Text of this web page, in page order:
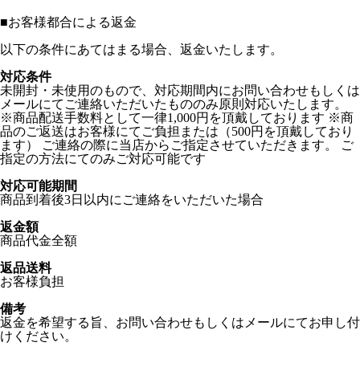
■お客様都合による返金
以下の条件にあてはまる場合、返金いたします。
対応条件
未開封・未使用のもので、対応期間内にお問い合わせもしくは
メールにてご連絡いただいたもののみ原則対応いたします。
※商品配送手数料として一律1,000円を頂戴しております ※商
品のご返送はお客様にてご負担または（500円を頂戴しており
ます） ご連絡の際に当店からご指定させていただきます。 ご
指定の方法にてのみご対応可能です
対応可能期間
商品到着後3日以内にご連絡をいただいた場合
返金額
商品代金全額
返品送料
お客様負担
備考
返金を希望する旨、お問い合わせもしくはメールにてお申し付
けください。